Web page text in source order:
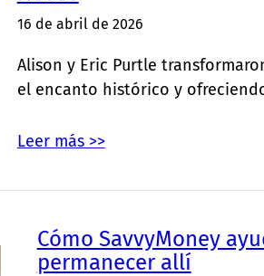
16 de abril de 2026
Alison y Eric Purtle
el encanto histórico y
Leer más >>
Cómo SavvyMoney
permanecer allí